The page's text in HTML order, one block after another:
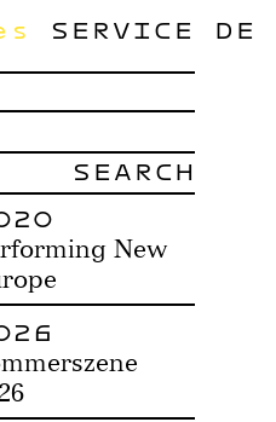
SERVICE DE
New